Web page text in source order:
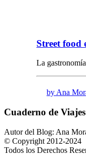
Street food
La
by Ana
Cuaderno de Viajes
Autor del Blog: Ana
© Copyright 2012-2024
Todos los Derechos